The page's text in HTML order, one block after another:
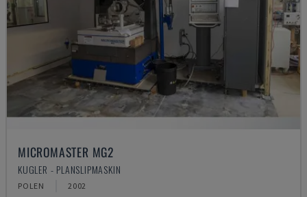
MICROMASTER MG2
KUGLER - PLANSLIPMASKIN
POLEN 2002